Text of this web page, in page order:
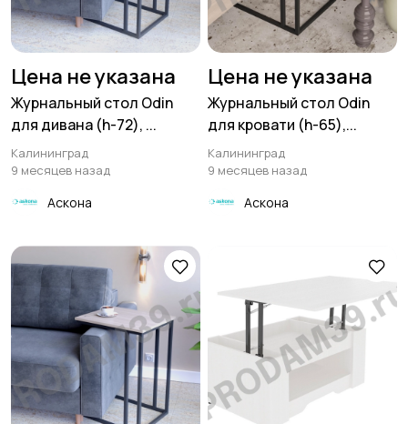
Цена не указана
Журнальный стол Odin
для дивана (h-72), ...
Калининград
9 месяцев назад
Аскона
Цена не указана
Журнальный стол Odin
для кровати (h-65),...
Калининград
9 месяцев назад
Аскона